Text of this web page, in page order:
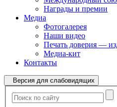
Награды и премии
Медиа
Фотогалерея
Наши видео
Печать доверия —
Медиа-кит
Контакты
Версия для слабовидящих